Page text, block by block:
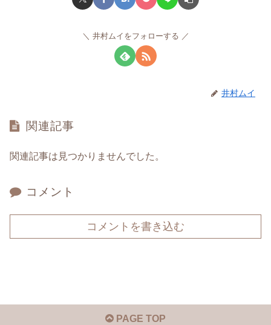
井村ムイをフォローする
井村ムイ
関連記事
関連記事は見つかりませんでした。
コメント
コメントを書き込む
PAGE TOP